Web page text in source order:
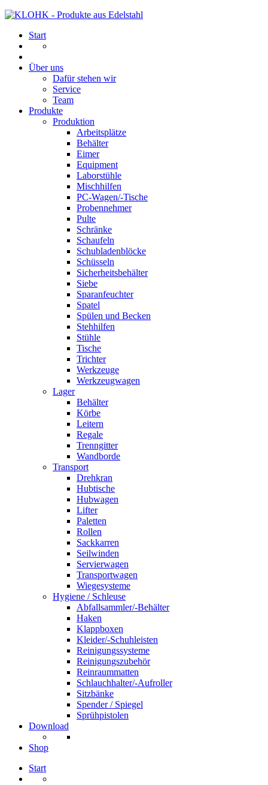
Start
Über uns
Dafür stehen wir
Service
Team
Produkte
Produktion
Arbeitsplätze
Behälter
Eimer
Equipment
Laborstühle
Mischhilfen
PC-Wagen/-Tische
Probennehmer
Pulte
Schränke
Schaufeln
Schubladenblöcke
Schüsseln
Sicherheitsbehälter
Siebe
Sparanfeuchter
Spatel
Spülen und Becken
Stehhilfen
Stühle
Tische
Trichter
Werkzeuge
Werkzeugwagen
Lager
Behälter
Körbe
Leitern
Regale
Trenngitter
Wandborde
Transport
Drehkran
Hubtische
Hubwagen
Lifter
Paletten
Rollen
Sackkarren
Seilwinden
Servierwagen
Transportwagen
Wiegesysteme
Hygiene / Schleuse
Abfallsammler/-Behälter
Haken
Klappboxen
Kleider/-Schuhleisten
Reinigungssysteme
Reinigungszubehör
Reinraummatten
Schlauchhalter/-Aufroller
Sitzbänke
Spender / Spiegel
Sprühpistolen
Download
Shop
Start